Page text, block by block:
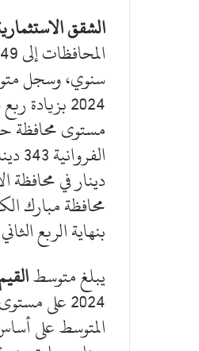
الشقق الاستثمارية مساحة
بنهاية الربع الثاني 2024.
يبلغ متوسطالقيم